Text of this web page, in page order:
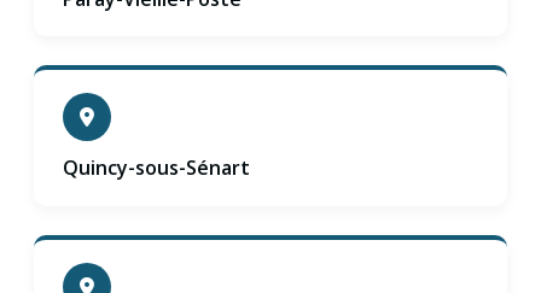
Quincy-sous-Sénart